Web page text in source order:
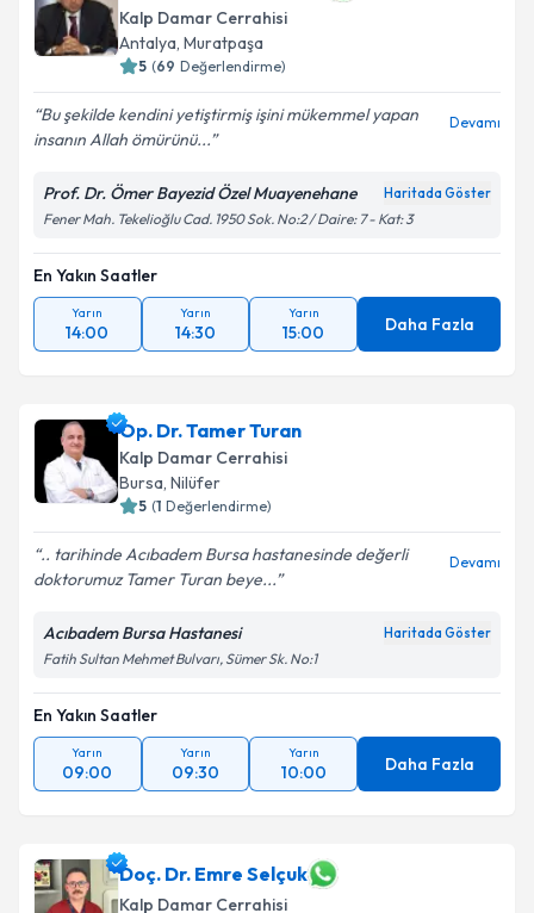
Kalp Damar Cerrahisi
Antalya, Muratpaşa
5 (69 Değerlendirme)
Bu şekilde kendini yetiştirmiş işini mükemmel yapan
insanın Allah ömürünü...
Devamı
Prof. Dr. Ömer Bayezid Özel Muayenehane Haritada Göster
Fener Mah. Tekelioğlu Cad. 1950 Sok. No:2 / Daire: 7 - Kat: 3
En Yakın Saatler
Yarın
14:00
Yarın
14:30
Yarın
15:00 Daha Fazla
Op. Dr. Tamer Turan
Kalp Damar Cerrahisi
Bursa, Nilüfer
5 (1 Değerlendirme)
.. tarihinde Acıbadem Bursa hastanesinde değerli
doktorumuz Tamer Turan beye...
Devamı
Acıbadem Bursa Hastanesi Haritada Göster
Fatih Sultan Mehmet Bulvarı, Sümer Sk. No:1
En Yakın Saatler
Yarın
09:00
Yarın
09:30
Yarın
10:00 Daha Fazla
Doç. Dr. Emre Selçuk
Kalp Damar Cerrahisi